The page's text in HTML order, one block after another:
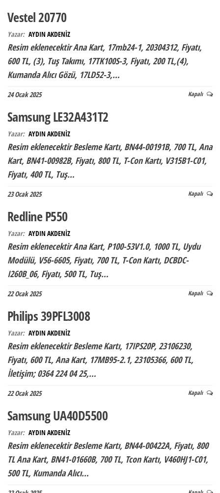
Vestel 20770
Yazar: AYDIN AKDENİZ
Resim eklenecektir Ana Kart, 17mb24-1, 20304312, Fiyatı,
600 TL, (3), Tuş Takımı, 17TK100S-3, Fiyatı, 200 TL,(4),
Kumanda Alıcı Gözü, 17LD52-3,…
24 Ocak 2025 Kapalı
Samsung LE32A431T2
Yazar: AYDIN AKDENİZ
Resim eklenecektir Besleme Kartı, BN44-00191B, 700 TL, Ana
Kart, BN41-00982B, Fiyatı, 800 TL, T-Con Kartı, V315B1-C01,
Fiyatı, 400 TL, Tuş…
23 Ocak 2025 Kapalı
Redline P550
Yazar: AYDIN AKDENİZ
Resim eklenecektir Ana Kart, P100-53V1.0, 1000 TL, Uydu
Modülü, V56-6605, Fiyatı, 700 TL, T-Con Kartı, DCBDC-
I260B_06, Fiyatı, 500 TL, Tuş…
22 Ocak 2025 Kapalı
Philips 39PFL3008
Yazar: AYDIN AKDENİZ
Resim eklenecektir Besleme Kartı, 17IPS20P, 23106230,
Fiyatı, 600 TL, Ana Kart, 17MB95-2.1, 23105366, 600 TL,
İletişim; 0364 224 04 25,…
22 Ocak 2025 Kapalı
Samsung UA40D5500
Yazar: AYDIN AKDENİZ
Resim eklenecektir Besleme Kartı, BN44-00422A, Fiyatı, 800
TL Ana Kart, BN41-01660B, 700 TL, Tcon Kartı, V460HJ1-C01,
500 TL, Kumanda Alıcı…